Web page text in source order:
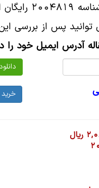
فایل
پس از بررسی
آدرس ایمیل خود را